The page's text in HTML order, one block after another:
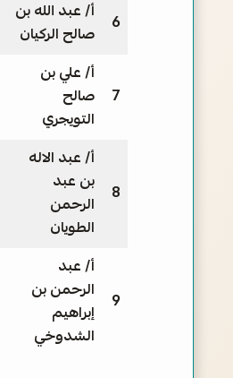
6
أ/ عبد الله بن
صالح الركيان
7
أ/ علي بن
صالح
التويجري
8
أ/ عبد الاله
بن عبد
الرحمن
الطويان
9
أ/ عبد
الرحمن بن
إبراهيم
الشدوخي